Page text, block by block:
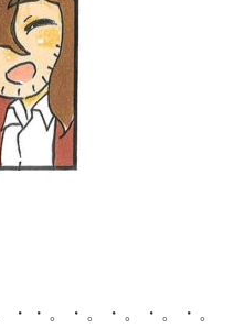
・・。・。・。・。・。